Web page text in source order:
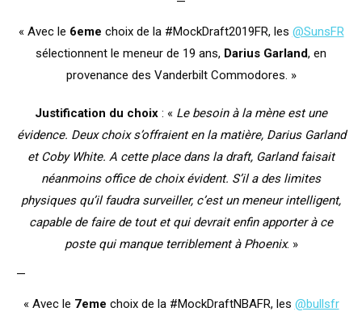
« Avec le 6eme choix de la #MockDraft2019FR, les @SunsFR
sélectionnent le meneur de 19 ans, Darius Garland, en
provenance des Vanderbilt Commodores. »
Justification du choix : « Le besoin à la mène est une
évidence. Deux choix s’offraient en la matière, Darius Garland
et Coby White. A cette place dans la draft, Garland faisait
néanmoins office de choix évident. S’il a des limites
physiques qu’il faudra surveiller, c’est un meneur intelligent,
capable de faire de tout et qui devrait enfin apporter à ce
poste qui manque terriblement à Phoenix. »
—
« Avec le 7eme choix de la #MockDraftNBAFR, les @bullsfr